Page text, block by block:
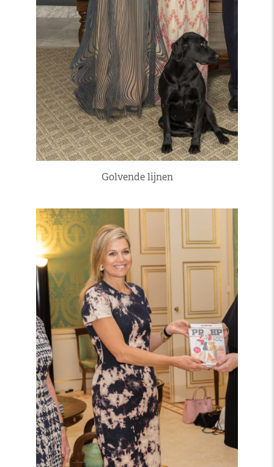
Golvende lijnen